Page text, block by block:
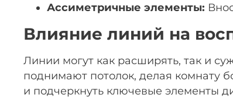
Ассиметричные элементы:
Влияние линий на
Линии могут как расширять, так и
поднимают потолок, делая комнату
и подчеркнуть ключевые элементы